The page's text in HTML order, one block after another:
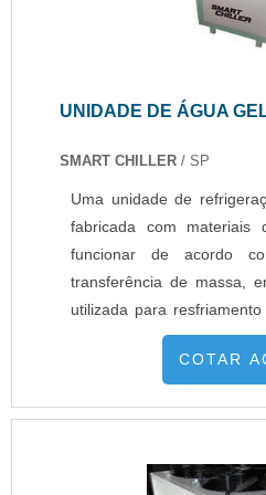
UNIDADE DE ÁGUA
SMART CHILLER / SP
Uma unidade de
fabricada com materiais
funcionar de acordo
transferência de massa,
utilizada para resfriamento
e a outra parte, sendo
armazenada para ser
basicamente a água
o sistema de
COTAR